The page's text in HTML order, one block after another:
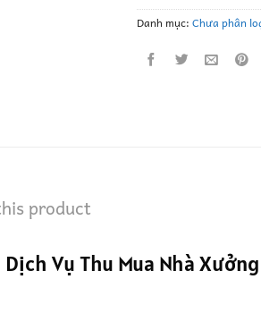
Danh mục:Chưa phân
product
Vụ Thu Mua Nhà